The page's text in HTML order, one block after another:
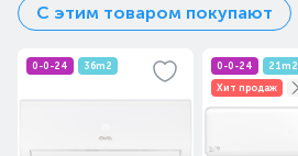
С этим товаром покупают
0-0-24 36m2 0-0-24
21m2
Хит продаж